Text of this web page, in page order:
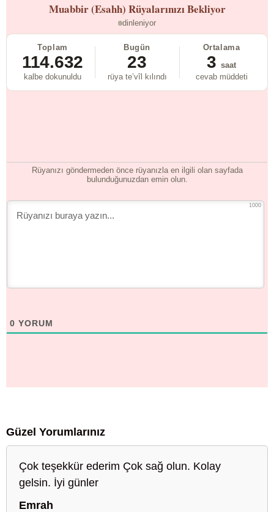
Muabbir (Esahh) Rüyalarınızı Bekliyor
dinleniyor
Toplam
114.632
kalbe dokunuldu
Bugün
23
rüya te’vîl kılındı
Ortalama
3 saat
cevab müddeti
Rüyanızı göndermeden önce rüyanızla en ilgili olan sayfada
bulunduğunuzdan emin olun.
1000
0 YORUM
Güzel Yorumlarınız
Çok teşekkür ederim Çok sağ olun. Kolay
gelsin. İyi günler
Emrah